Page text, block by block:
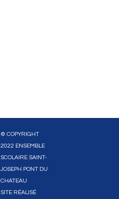
© COPYRIGHT
2022 ENSEMBLE
SCOLAIRE SAINT-
JOSEPH PONT DU
CHATEAU
SITE RÉALISÉ